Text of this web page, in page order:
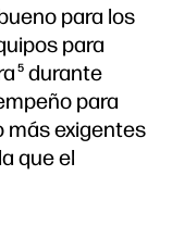
para los
para
5 durante
para
más exigentes
que el